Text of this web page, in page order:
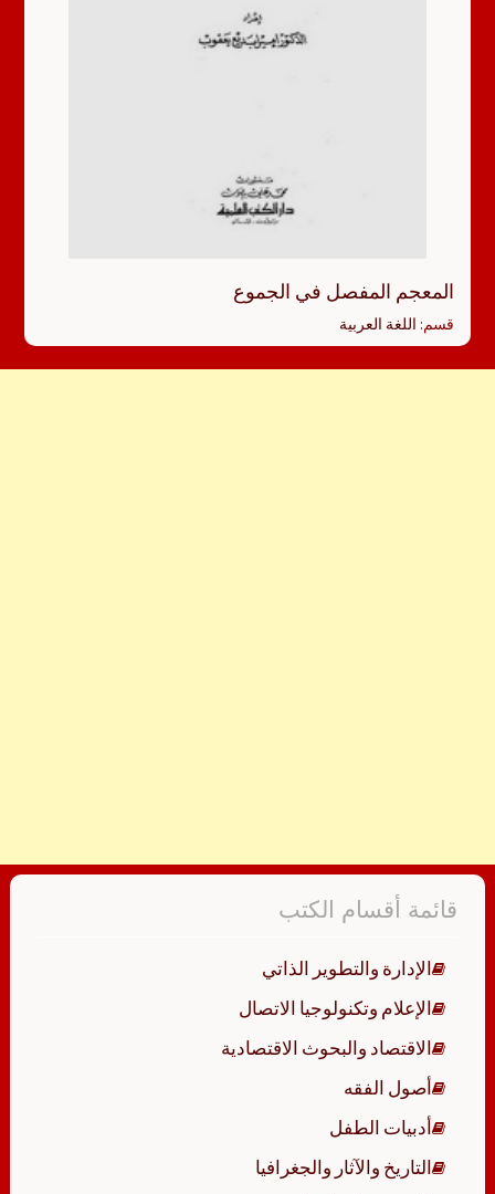
المعجم المفصل في الجموع
قسم: اللغة العربية
قائمة أقسام الكتب
الإدارة والتطوير الذاتي
الإعلام وتكنولوجيا الاتصال
الاقتصاد والبحوث الاقتصادية
أصول الفقه
أدبيات الطفل
التاريخ والآثار والجغرافيا